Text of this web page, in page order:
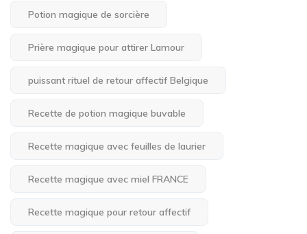
Potion magique de sorcière
Prière magique pour attirer Lamour
puissant rituel de retour affectif Belgique
Recette de potion magique buvable
Recette magique avec feuilles de laurier
Recette magique avec miel FRANCE
Recette magique pour retour affectif